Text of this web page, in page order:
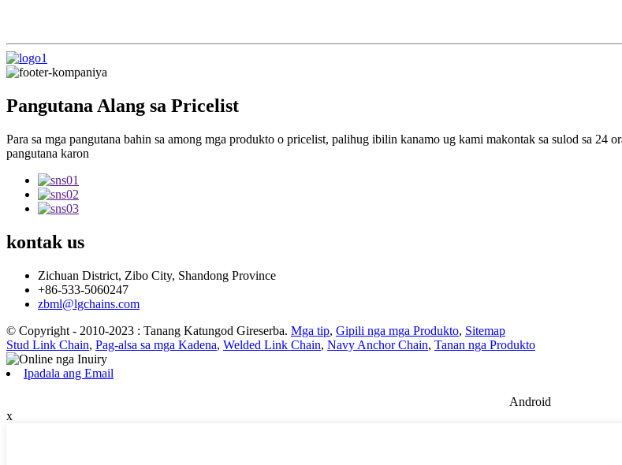
Pangutana Alang sa Pricelist
Para sa mga pangutana bahin sa among mga produkto o pricelist, palihug ibilin kanamo ug kami makontak sa sulod sa 24
pangutana karon
kontak us
Zichuan District, Zibo City, Shandong Province
+86-533-5060247
zbml@lgchains.com
© Copyright - 2010-2023 : Tanang Katungod Gireserba. Mga tip, Gipili nga mga Produkto, Sitemap
Stud Link Chain, Pag-alsa sa mga Kadena, Welded Link Chain, Navy Anchor Chain, Tanan nga Produkto
Ipadala ang Email
Android
x